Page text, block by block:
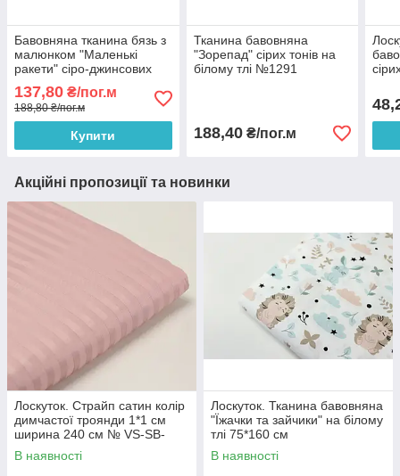
Бавовняна тканина бязь з
малюнком "Маленькі
ракети" сіро-джинсових
тонів на білому тлі
137,80 ₴/пог.м
188,80 ₴/пог.м
Купити
Тканина бавовняна
"Зорепад" сірих тонів на
білому тлі №1291
188,40₴/пог.м
Акційні пропозиції та новинки
Лоскуток. Страйп сатин колір
димчастої троянди 1*1 см
ширина 240 см № VS-SB-
2013, 44*110 см
В наявності
Лоскуток. Тканина бавовняна
"Їжачки та зайчики" на білому
тлі 75*160 см
В наявності